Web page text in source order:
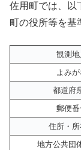
佐用町では、以
町の役所等を基
観測地
よみ
都道府
郵便
住所・
地方公共団